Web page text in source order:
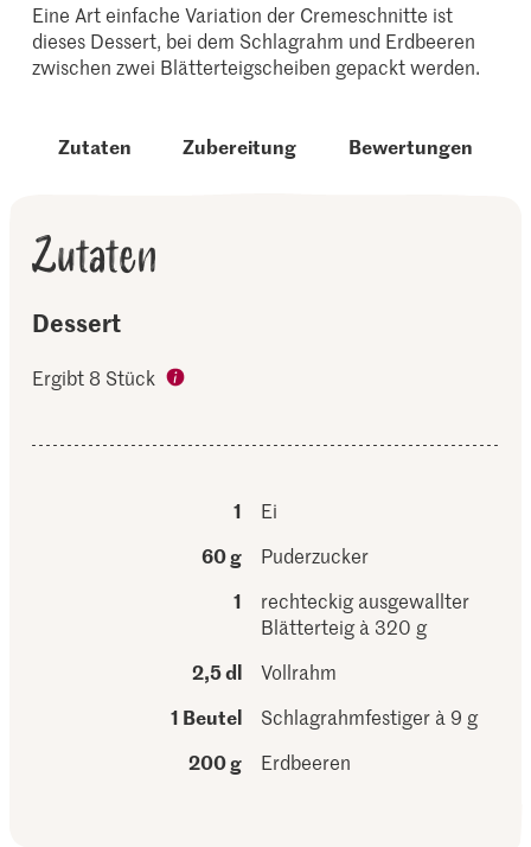
Eine Art einfache Variation der Cremeschnitte ist
dieses Dessert, bei dem Schlagrahm und Erdbeeren
zwischen zwei Blätterteigscheiben gepackt werden.
Zutaten Zubereitung Bewertungen
Zutaten
Dessert
Ergibt 8 Stück
1
Ei
60 g
Puderzucker
1
rechteckig ausgewallter
Blätterteig à 320 g
2,5 dl
Vollrahm
1 Beutel
Schlagrahmfestiger à 9 g
200 g
Erdbeeren